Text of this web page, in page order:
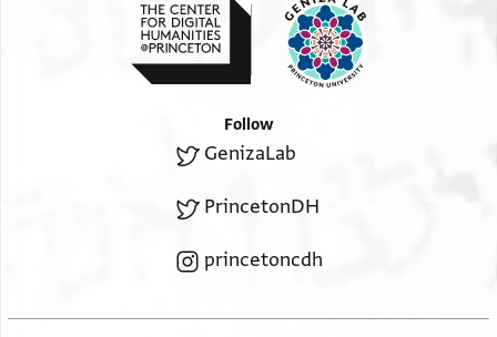
Follow
GenizaLab
PrincetonDH
princetoncdh